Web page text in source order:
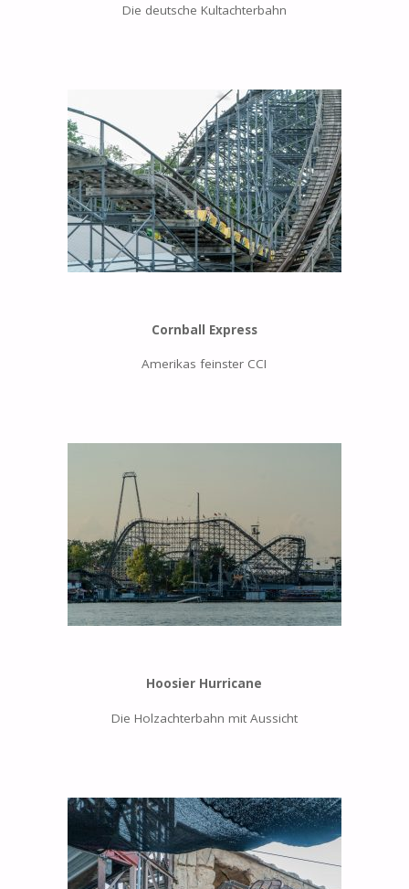
Die deutsche Kultachterbahn
Cornball Express
Amerikas feinster CCI
Hoosier Hurricane
Die Holzachterbahn mit Aussicht